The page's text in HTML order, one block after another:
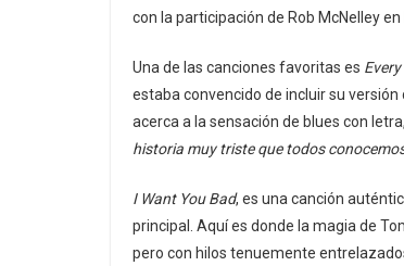
con la participación de Rob McNelley
Una de las canciones favoritas es
estaba convencido de incluir su
acerca a la sensación de blues con
historia muy triste que todos
I Want You Bad, es una canción
principal. Aquí es donde la magia de
pero con hilos tenuemente